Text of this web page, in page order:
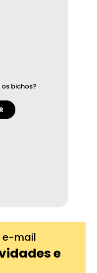
bichos?
e-mail
e